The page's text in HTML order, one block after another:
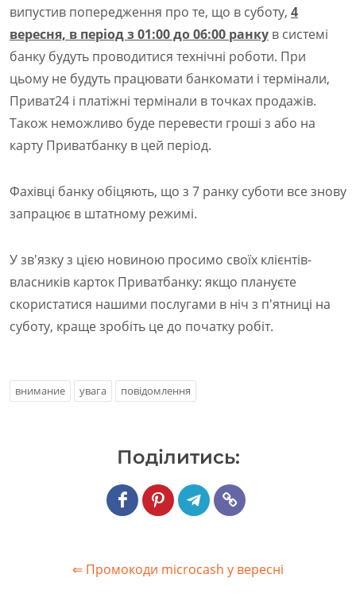
випустив попередження про те, що в суботу, 4
вересня, в період з 01:00 до 06:00 ранку в системі
банку будуть проводитися технічні роботи. При
цьому не будуть працювати банкомати і термінали,
Приват24 і платіжні термінали в точках продажів.
Також неможливо буде перевести гроші з або на
карту Приватбанку в цей період.
Фахівці банку обіцяють, що з 7 ранку суботи все знову
запрацює в штатному режимі.
У зв'язку з цією новиною просимо своїх клієнтів-
власників карток Приватбанку: якщо плануєте
скористатися нашими послугами в ніч з п'ятниці на
суботу, краще зробіть це до початку робіт.
внимание увага повідомлення
Подiлитись:
⇐ Промокоди microcash у вересні